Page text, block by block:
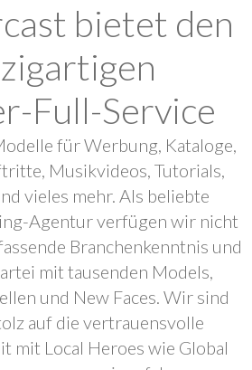
bietet den
Full-Service
für Werbung, Kataloge,
Musikvideos, Tutorials,
vieles mehr. Als beliebte
Agentur verfügen wir nicht
Branchenkenntnis und
mit tausenden Models,
und New Faces. Wir sind
auf die vertrauensvolle
mit Local Heroes wie Global